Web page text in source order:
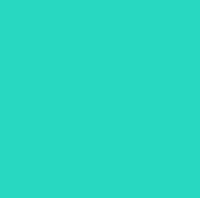
Как рассказывает бизнес-
пришел в себя, он попросил